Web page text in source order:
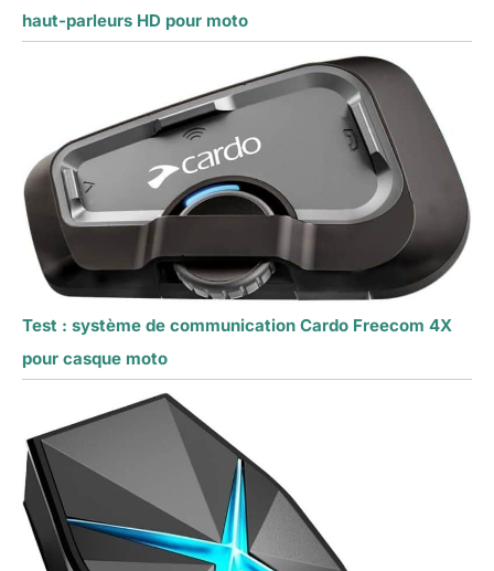
haut-parleurs HD pour moto
Test : système de communication Cardo Freecom 4X
pour casque moto